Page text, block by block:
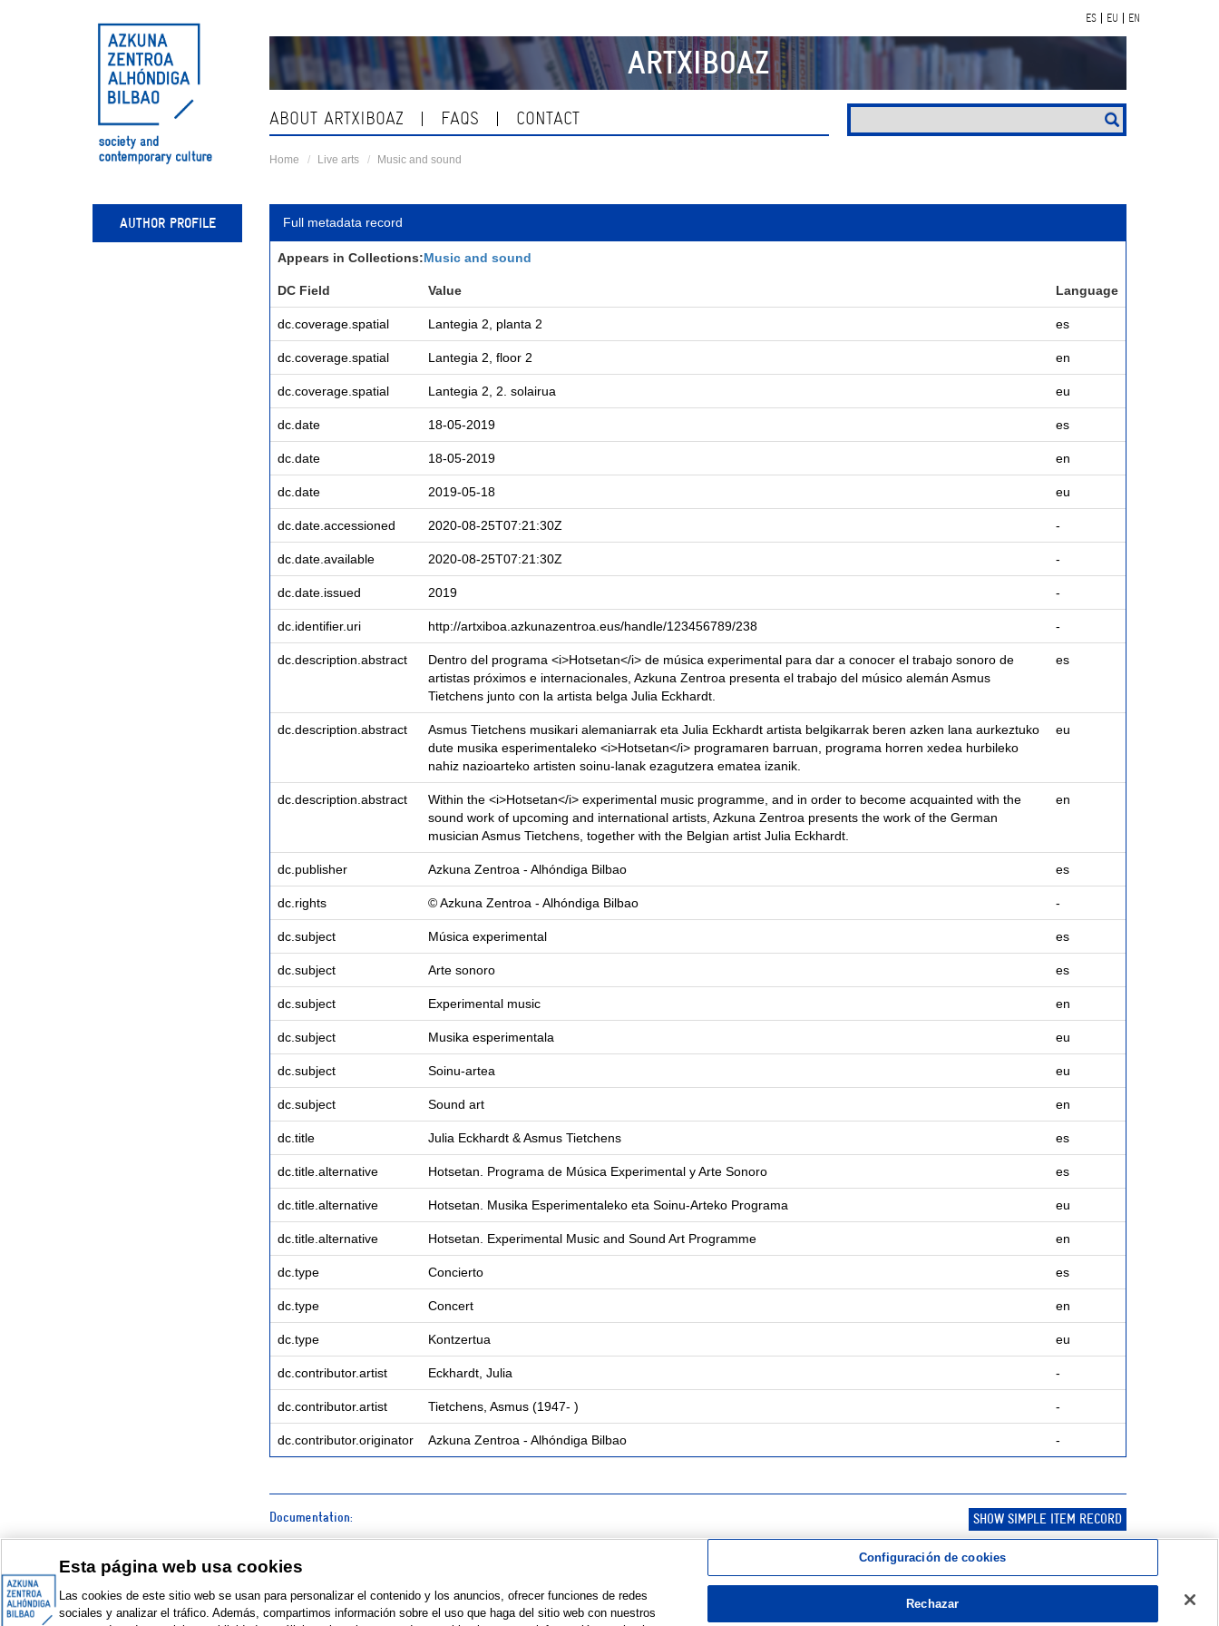
ES EU EN
ARTXIBOAZ
ABOUT ARTXIBOAZ FAQS CONTACT
Home Live arts Music and sound
AUTHOR PROFILE Full metadata record
Appears in Collections:Music and sound
DC Field Value Language
dc.coverage.spatial Lantegia 2, planta 2 es
dc.coverage.spatial Lantegia 2, floor 2 en
dc.coverage.spatial Lantegia 2, 2. solairua eu
dc.date 18-05-2019 es
dc.date 18-05-2019 en
dc.date 2019-05-18 eu
dc.date.accessioned 2020-08-25T07:21:30Z -
dc.date.available 2020-08-25T07:21:30Z -
dc.date.issued 2019 -
dc.identifier.uri http://artxiboa.azkunazentroa.eus/handle/123456789/238 -
dc.description.abstract
Dentro del programa <i>Hotsetan</i> de música experimental para dar a conocer el trabajo sonoro de
artistas próximos e internacionales, Azkuna Zentroa presenta el trabajo del músico alemán Asmus
Tietchens junto con la artista belga Julia Eckhardt.
es
dc.description.abstract
Asmus Tietchens musikari alemaniarrak eta Julia Eckhardt artista belgikarrak beren azken lana aurkeztuko
dute musika esperimentaleko <i>Hotsetan</i> programaren barruan, programa horren xedea hurbileko
nahiz nazioarteko artisten soinu-lanak ezagutzera ematea izanik.
eu
dc.description.abstract
Within the <i>Hotsetan</i> experimental music programme, and in order to become acquainted with the
sound work of upcoming and international artists, Azkuna Zentroa presents the work of the German
musician Asmus Tietchens, together with the Belgian artist Julia Eckhardt.
en
dc.publisher Azkuna Zentroa - Alhóndiga Bilbao es
dc.rights © Azkuna Zentroa - Alhóndiga Bilbao -
dc.subject Música experimental es
dc.subject Arte sonoro es
dc.subject Experimental music en
dc.subject Musika esperimentala eu
dc.subject Soinu-artea eu
dc.subject Sound art en
dc.title Julia Eckhardt & Asmus Tietchens es
dc.title.alternative Hotsetan. Programa de Música Experimental y Arte Sonoro es
dc.title.alternative Hotsetan. Musika Esperimentaleko eta Soinu-Arteko Programa eu
dc.title.alternative Hotsetan. Experimental Music and Sound Art Programme en
dc.type Concierto es
dc.type Concert en
dc.type Kontzertua eu
dc.contributor.artist Eckhardt, Julia -
dc.contributor.artist Tietchens, Asmus (1947- ) -
dc.contributor.originator Azkuna Zentroa - Alhóndiga Bilbao -
Documentation:
Magazine
SHOW SIMPLE ITEM RECORD
Esta página web usa cookies
Las cookies de este sitio web se usan para personalizar el contenido y los anuncios, ofrecer funciones de redes
sociales y analizar el tráfico. Además, compartimos información sobre el uso que haga del sitio web con nuestros
Configuración de cookies
Rechazar